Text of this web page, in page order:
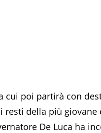
cui poi partirà con
resti della più
De Luca ha